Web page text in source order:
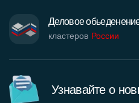
Деловое
кластеров России
Узнавайте о